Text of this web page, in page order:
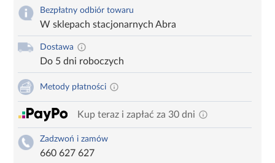
Bezpłatny odbiór towaru
W sklepach stacjonarnych Abra
Dostawa
Do 5 dni roboczych
Metody płatności
Kup teraz i zapłać za 30 dni
Zadzwoń i zamów
660 627 627